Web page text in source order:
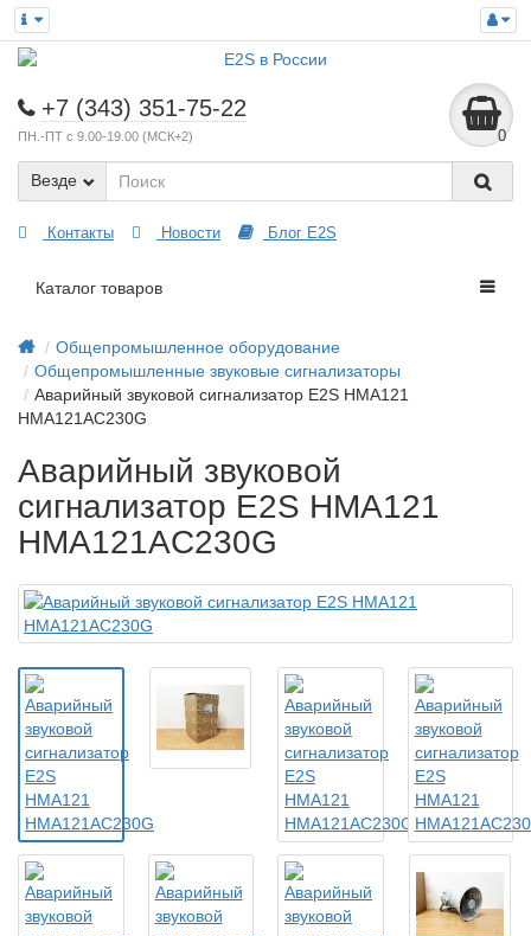
+7 (343) 351-75-22
ПН.-ПТ с 9.00-19.00 (МСК+2) 0
Везде
Контакты Новости Блог E2S
Каталог товаров
Общепромышленное оборудование
Общепромышленные звуковые сигнализаторы
Аварийный звуковой сигнализатор E2S HMA121
HMA121AC230G
Аварийный звуковой
сигнализатор E2S HMA121
HMA121AC230G